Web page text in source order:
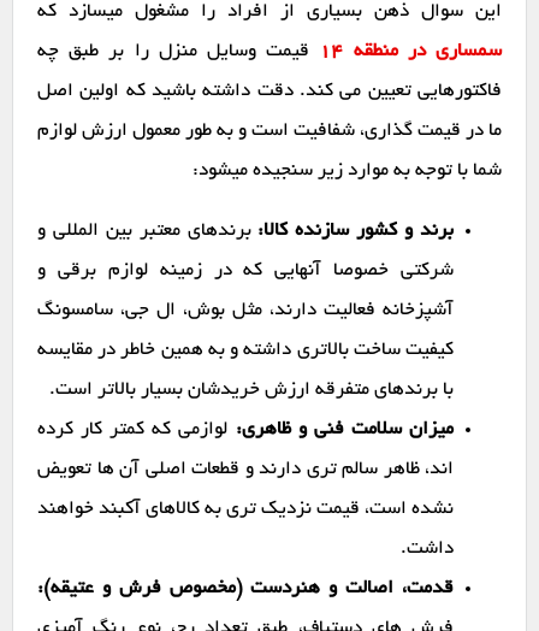
این سوال ذهن بسیاری از افراد را مشغول میسازد که
سمساری در منطقه 14
قیمت وسایل منزل را بر طبق چه
فاکتورهایی تعیین می کند. دقت داشته باشید که اولین اصل
ما در قیمت گذاری، شفافیت است و به طور معمول ارزش لوازم
شما با توجه به موارد زیر سنجیده میشود:
برند و کشور سازنده کالا: برندهای معتبر بین المللی و
شرکتی خصوصا آنهایی که در زمینه لوازم برقی و
آشپزخانه فعالیت دارند، مثل بوش، ال جی، سامسونگ
کیفیت ساخت بالاتری داشته و به همین خاطر در مقایسه
با برندهای متفرقه ارزش خریدشان بسیار بالاتر است.
میزان سلامت فنی و ظاهری: لوازمی که کمتر کار کرده
اند، ظاهر سالم تری دارند و قطعات اصلی آن ها تعویض
نشده است، قیمت نزدیک تری به کالاهای آکبند خواهند
داشت.
قدمت، اصالت و هنردست (مخصوص فرش و عتیقه):